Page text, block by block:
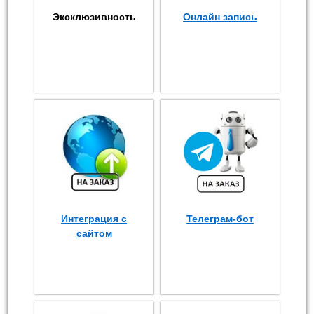
Эксклюзивность Онлайн запись
Интеграция с
сайтом
Телеграм-бот